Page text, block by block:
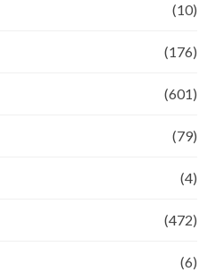
(10)
(176)
(601)
(79)
(4)
(472)
(6)